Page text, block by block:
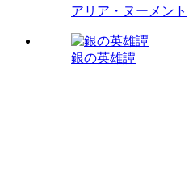
アリア・ヌーメント
銀の英雄譚